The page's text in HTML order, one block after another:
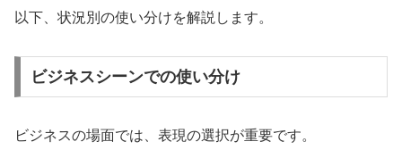
以下、状況別の使い分けを解説します。
ビジネスシーンでの使い分け
ビジネスの場面では、表現の選択が重要です。